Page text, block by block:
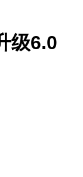
级6.0